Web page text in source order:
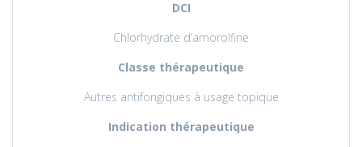
DCI
Chlorhydrate d’amorolfine
Classe thérapeutique
Autres antifongiques à usage topique
Indication thérapeutique